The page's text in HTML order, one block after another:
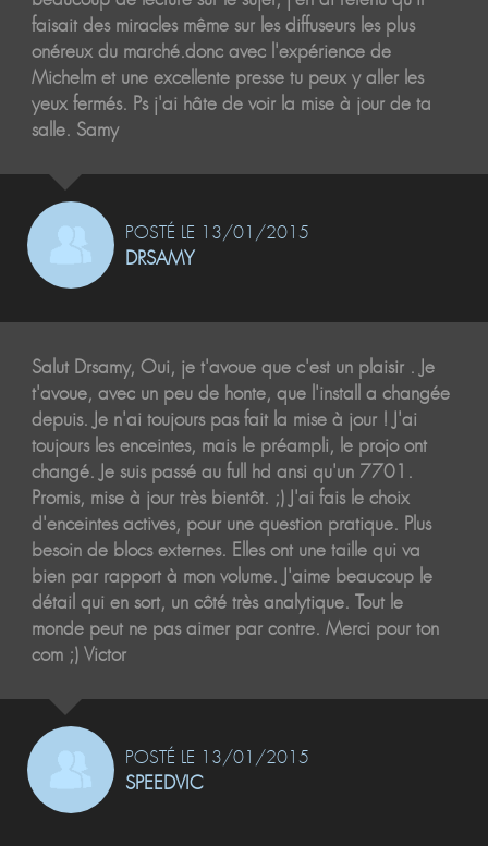
faisait des miracles même sur les diffuseurs les plus
onéreux du marché.donc avec l'expérience de
Michelm et une excellente presse tu peux y aller les
yeux fermés. Ps j'ai hâte de voir la mise à jour de ta
salle. Samy
POSTÉ LE 13/01/2015
DRSAMY
Salut Drsamy, Oui, je t'avoue que c'est un plaisir . Je
t'avoue, avec un peu de honte, que l'install a changée
depuis. Je n'ai toujours pas fait la mise à jour ! J'ai
toujours les enceintes, mais le préampli, le projo ont
changé. Je suis passé au full hd ansi qu'un 7701.
Promis, mise à jour très bientôt. ;) J'ai fais le choix
d'enceintes actives, pour une question pratique. Plus
besoin de blocs externes. Elles ont une taille qui va
bien par rapport à mon volume. J'aime beaucoup le
détail qui en sort, un côté très analytique. Tout le
monde peut ne pas aimer par contre. Merci pour ton
com ;) Victor
POSTÉ LE 13/01/2015
SPEEDVIC